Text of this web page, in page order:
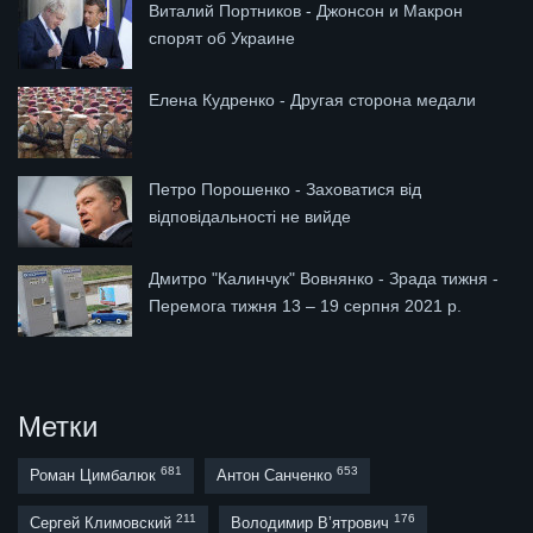
Виталий Портников - Джонсон и Макрон
спорят об Украине
Елена Кудренко - Другая сторона медали
Петро Порошенко - Заховатися від
відповідальності не вийде
Дмитро "Калинчук" Вовнянко - Зрада тижня -
Перемога тижня 13 – 19 серпня 2021 р.
Метки
Роман Цимбалюк 681 Антон Санченко 653
Сергей Климовский 211 Володимир В’ятрович 176